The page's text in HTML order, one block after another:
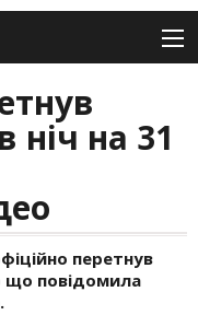
ніч на 31
перетнув
що повідомила